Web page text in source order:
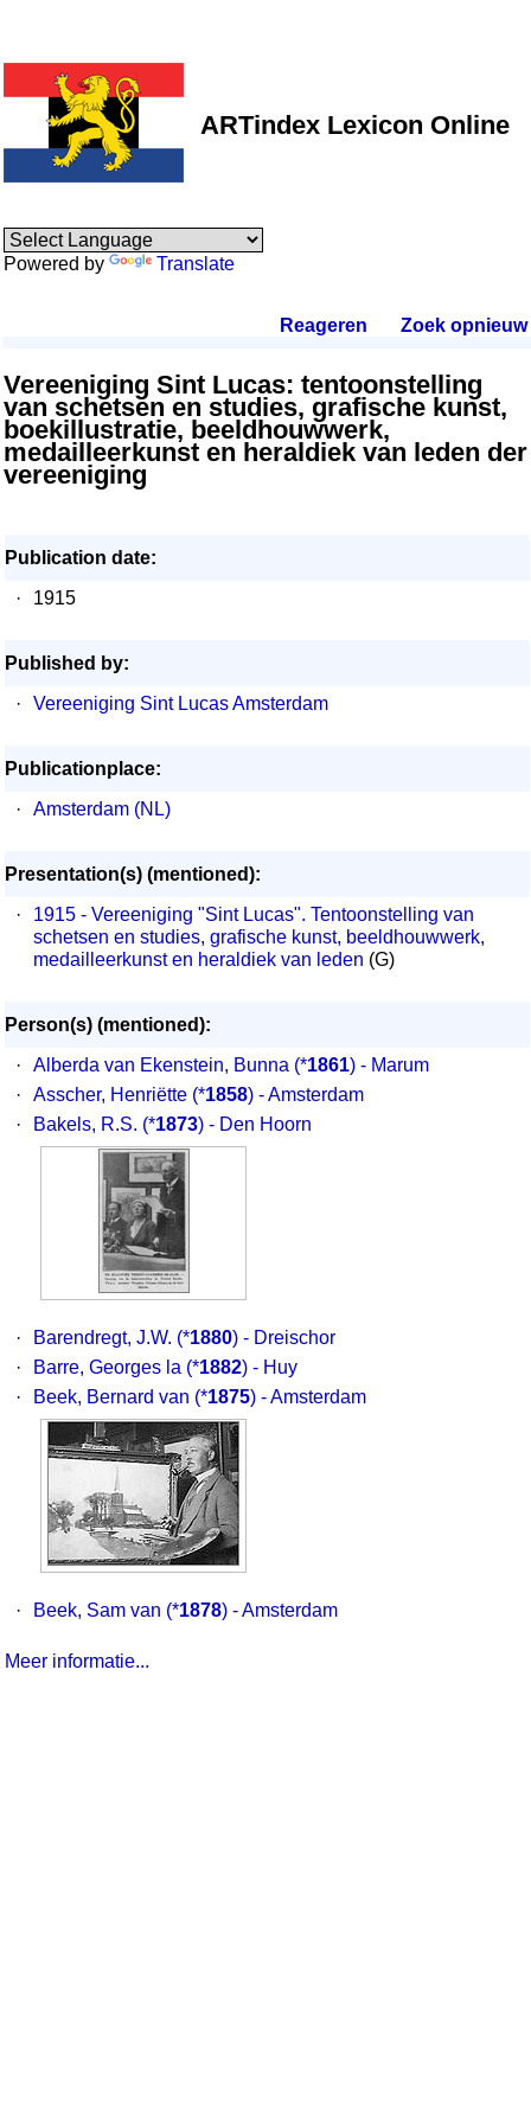
ARTindex Lexicon Online
Powered by Translate
Reageren Zoek opnieuw.
Vereeniging Sint Lucas: tentoonstelling
van schetsen en studies, grafische kunst,
boekillustratie, beeldhouwwerk,
medailleerkunst en heraldiek van leden der
vereeniging
Publication date:
·
1915
Published by:
·
Vereeniging Sint Lucas Amsterdam
Publicationplace:
·
Amsterdam (NL)
Presentation(s) (mentioned):
·
1915 - Vereeniging "Sint Lucas". Tentoonstelling van
schetsen en studies, grafische kunst, beeldhouwwerk,
medailleerkunst en heraldiek van leden (G)
Person(s) (mentioned):
·
Alberda van Ekenstein, Bunna (*1861) - Marum
·
Asscher, Henriëtte (*1858) - Amsterdam
·
Bakels, R.S. (*1873) - Den Hoorn
· Barendregt, J.W. (*1880) - Dreischor
·
Barre, Georges la (*1882) - Huy
·
Beek, Bernard van (*1875) - Amsterdam
· Beek, Sam van (*1878) - Amsterdam
Meer informatie...